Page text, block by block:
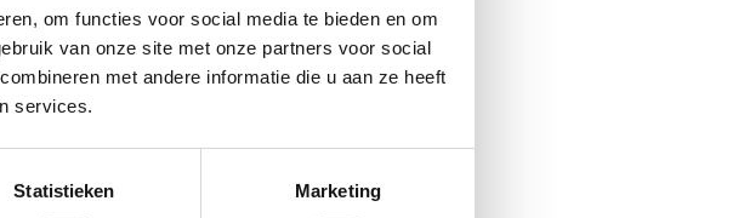
om functies voor social media te bieden en om
van onze site met onze partners voor social
met andere informatie die u aan ze heeft
services.
Statistieken Marketing
nog beter willen monitoren.
/CO₂‑footprint in